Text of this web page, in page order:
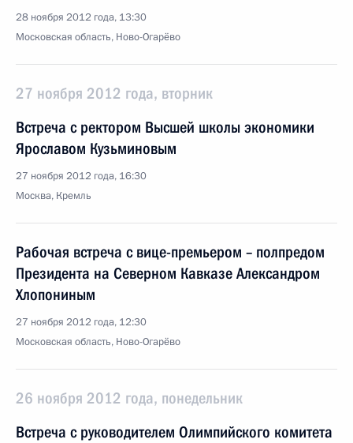
28 ноября 2012 года, 13:30
Московская область, Ново-Огарёво
27 ноября 2012 года, вторник
Встреча с ректором Высшей школы экономики
Ярославом Кузьминовым
27 ноября 2012 года, 16:30
Москва, Кремль
Рабочая встреча с вице-премьером – полпредом
Президента на Северном Кавказе Александром
Хлопониным
27 ноября 2012 года, 12:30
Московская область, Ново-Огарёво
26 ноября 2012 года, понедельник
Встреча с руководителем Олимпийского комитета